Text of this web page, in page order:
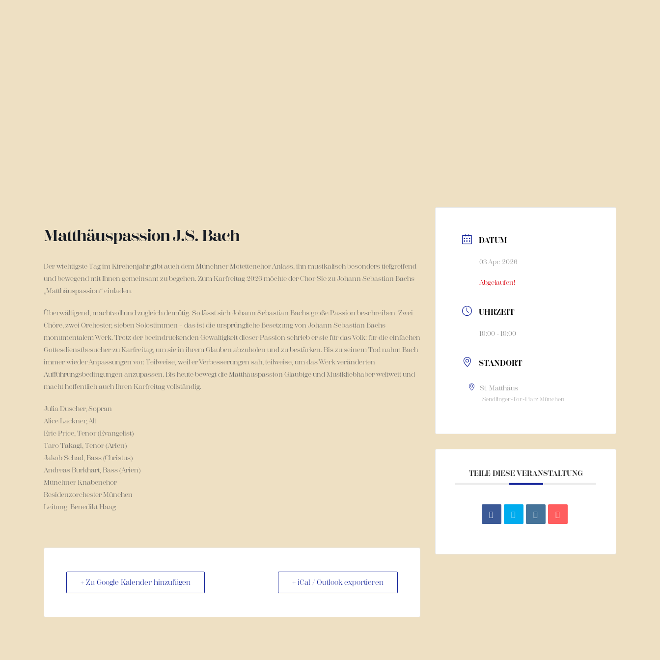
Matthäuspassion J.S. Bach
Der wichtigste Tag im Kirchenjahr gibt auch dem Münchner MotettenchorAnlass, ihn musikalisch besonders tiefgreifend
und bewegend mit Ihnen gemeinsam zu begehen. Zum Karfreitag 2026 möchte der Chor Sie zu Johann Sebastian Bachs
„Matthäuspassion“ einladen.
Überwältigend, machtvoll und zugleich demütig. So lässt sich Johann Sebastian Bachs große Passion beschreiben. Zwei
Chöre, zwei Orchester, sieben Solostimmen – das ist die ursprüngliche Besetzung von Johann Sebastian Bachs
monumentalem Werk. Trotz der beeindruckenden Gewaltigkeit dieser Passion schrieb er sie für das Volk: für die einfachen
Gottesdienstbesucher zu Karfreitag, um sie in ihrem Glauben abzuholen und zu bestärken. Bis zu seinem Tod nahm Bach
immer wieder Anpassungen vor. Teilweise, weil er Verbesserungen sah, teilweise, um das Werk veränderten
Aufführungsbedingungen anzupassen. Bis heute bewegt die Matthäuspassion Gläubige und Musikliebhaber weltweit und
macht hoffentlich auch Ihren Karfreitag vollständig.
Julia Duscher, Sopran
Alice Lackner, Alt
Eric Price, Tenor (Evangelist)
Taro Takagi, Tenor (Arien)
Jakob Schad, Bass (Christus)
Andreas Burkhart, Bass (Arien)
Münchner Knabenchor
Residenzorchester München
Leitung: Benedikt Haag
+ Zu Google Kalender hinzufügen + iCal / Outlook exportieren
DATUM
03 Apr. 2026
Abgelaufen!
UHRZEIT
19:00 - 19:00
STANDORT
St. Matthäus
Sendlinger-Tor-Platz München
TEILE DIESE VERANSTALTUNG